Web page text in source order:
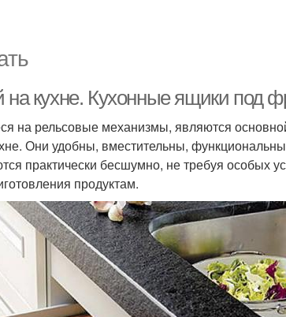
кухне. Кухонные ящики под
на рельсовые механизмы, являются
Они удобны, вместительны,
практически бесшумно, не требуя особых
продуктам.